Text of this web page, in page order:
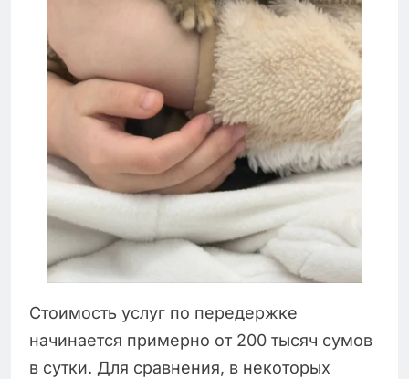
Стоимость услуг по передержке
начинается примерно от 200 тысяч сумов
в сутки. Для сравнения, в некоторых